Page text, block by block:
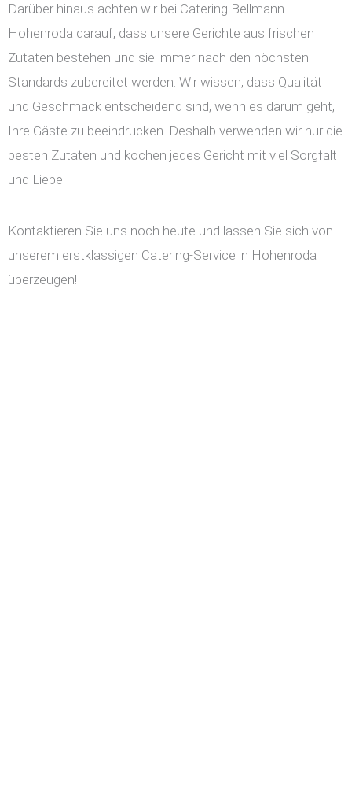
Darüber hinaus achten wir bei Catering Bellmann
Hohenroda darauf, dass unsere Gerichte aus frischen
Zutaten bestehen und sie immer nach den höchsten
Standards zubereitet werden. Wir wissen, dass Qualität
und Geschmack entscheidend sind, wenn es darum geht,
Ihre Gäste zu beeindrucken. Deshalb verwenden wir nur die
besten Zutaten und kochen jedes Gericht mit viel Sorgfalt
und Liebe.
Kontaktieren Sie uns noch heute und lassen Sie sich von
unserem erstklassigen Catering-Service in Hohenroda
überzeugen!